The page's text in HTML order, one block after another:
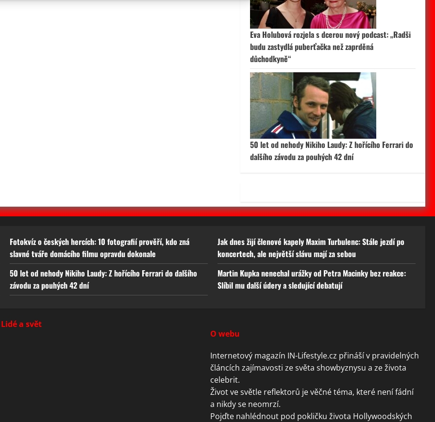
Eva Holubová rozjela s dcerou nový podcast: „Radši
budu zastydlá puberťačka než zaprděná
důchodkyně“
50 let od nehody Nikiho Laudy: Z hořícího Ferrari do
dalšího závodu za pouhých 42 dní
Fotokvíz o českých hercích: 10 fotografií prověří, kdo zná
slavné tváře domácího filmu opravdu dokonale
Jak dnes žijí členové kapely Maxim Turbulenc: Stále jezdí po
koncertech, ale největší slávu mají za sebou
50 let od nehody Nikiho Laudy: Z hořícího Ferrari do dalšího
závodu za pouhých 42 dní
Martin Kupka nenechal urážky od Petra Macinky bez reakce:
Slíbil mu další údery a sledující debatují
Lidé a svět
O webu
Internetový magazín IN-Lifestyle.cz přináší v pravidelných
článcích zajímavosti ze světa showbyznysu a ze života
celebrit.
Život ve světle reflektorů je věčné téma, které není fádní
a nikdy se neomrzí.
Pojďte nahlédnout pod pokličku života Hollywoodských